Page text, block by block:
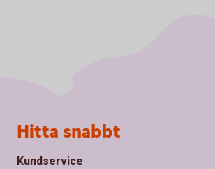
Sidfot
Hitta snabbt
Kundservice